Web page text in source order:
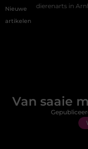
Nieuwe
artikelen
in Arnhem
Van saaie